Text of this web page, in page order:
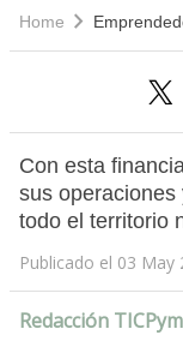
Home
Con esta
sus
todo el territorio
Publicado el 03 May
Redacción